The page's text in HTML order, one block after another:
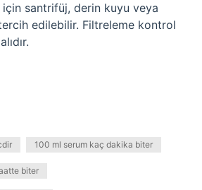
için santrifüj, derin kuyu veya
edilebilir. Filtreleme kontrol
100 ml serum kaç dakika biter
biter